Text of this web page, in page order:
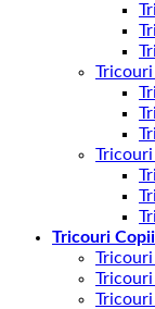
Tricouri Copii